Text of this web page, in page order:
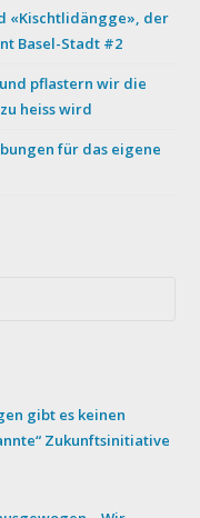
«Kischtlidängge», der
Basel-Stadt #2
pflastern wir die
heiss wird
für das eigene
gibt es keinen
Zukunftsinitiative